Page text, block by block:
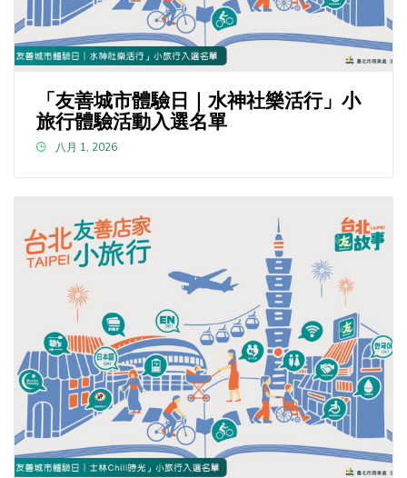
「友善城市體驗日｜水神社樂活行」小
旅行體驗活動入選名單
八月 1, 2026